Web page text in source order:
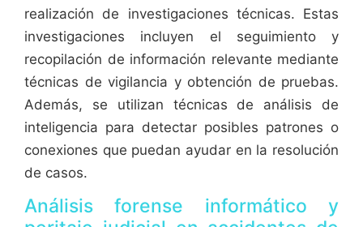
realización de investigaciones técnicas. Estas
investigaciones incluyen el seguimiento y
recopilación de información relevante mediante
técnicas de vigilancia y obtención de pruebas.
Además, se utilizan técnicas de análisis de
inteligencia para detectar posibles patrones o
conexiones que puedan ayudar en la resolución
de casos.
Análisis forense informático y